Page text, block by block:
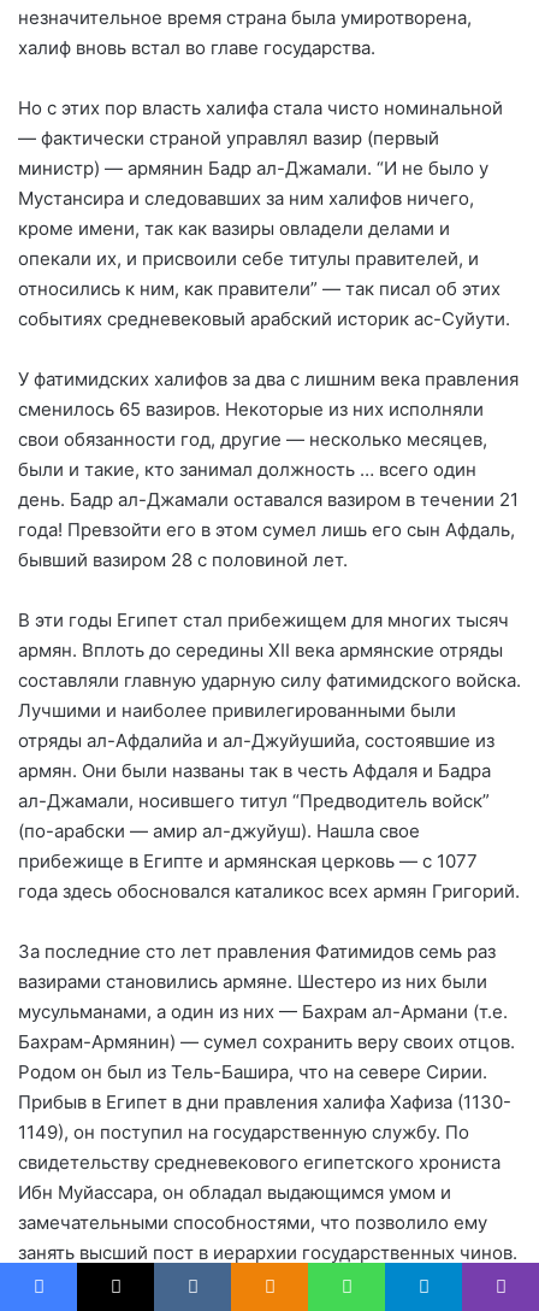
незначительное время страна была умиротворена,
халиф вновь встал во главе государства.
Но с этих пор власть халифа стала чисто номинальной
— фактически страной управлял вазир (первый
министр) — армянин Бадр ал-Джамали. “И не было у
Мустансира и следовавших за ним халифов ничего,
кроме имени, так как вазиры овладели делами и
опекали их, и присвоили себе титулы правителей, и
относились к ним, как правители” — так писал об этих
событиях средневековый арабский историк ас-Суйути.
У фатимидских халифов за два с лишним века правления
сменилось 65 вазиров. Некоторые из них исполняли
свои обязанности год, другие — несколько месяцев,
были и такие, кто занимал должность … всего один
день. Бадр ал-Джамали оставался вазиром в течении 21
года! Превзойти его в этом сумел лишь его сын Афдаль,
бывший вазиром 28 с половиной лет.
В эти годы Египет стал прибежищем для многих тысяч
армян. Вплоть до середины XII века армянские отряды
составляли главную ударную силу фатимидского войска.
Лучшими и наиболее привилегированными были
отряды ал-Афдалийа и ал-Джуйушийа, состоявшие из
армян. Они были названы так в честь Афдаля и Бадра
ал-Джамали, носившего титул “Предводитель войск”
(по-арабски — амир ал-джуйуш). Нашла свое
прибежище в Египте и армянская церковь — с 1077
года здесь обосновался каталикос всех армян Григорий.
За последние сто лет правления Фатимидов семь раз
вазирами становились армяне. Шестеро из них были
мусульманами, а один из них — Бахрам ал-Армани (т.е.
Бахрам-Армянин) — сумел сохранить веру своих отцов.
Родом он был из Тель-Башира, что на севере Сирии.
Прибыв в Египет в дни правления халифа Хафиза (1130-
1149), он поступил на государственную службу. По
свидетельству средневекового египетского хрониста
Ибн Муйассара, он обладал выдающимся умом и
замечательными способностями, что позволило ему
занять высший пост в иерархии государственных чинов.
Бахрам очень покровительствовал своим